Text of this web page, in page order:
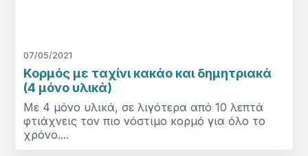
07/05/2021
Κορμός με ταχίνι κακάο και δημητριακά
(4 μόνο υλικά)
Με 4 μόνο υλικά, σε λιγότερα από 10 λεπτά
φτιάχνεις τον πιο νόστιμο κορμό για όλο το
χρόνο....